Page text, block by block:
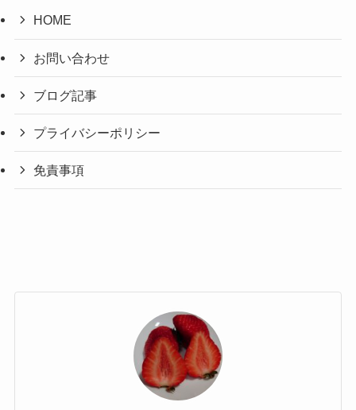
HOME
お問い合わせ
ブログ記事
プライバシーポリシー
免責事項